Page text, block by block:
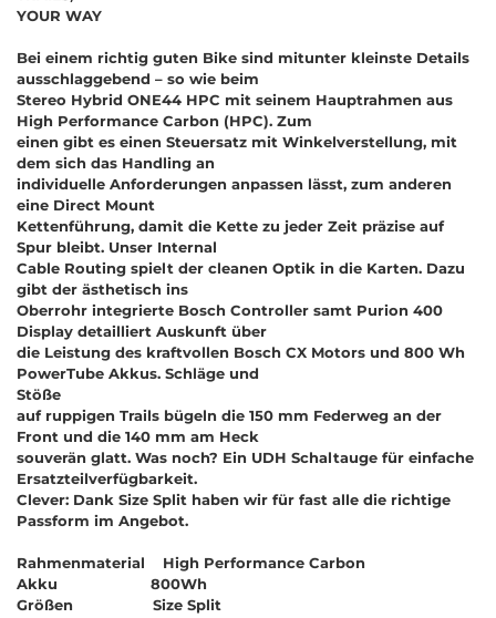
YOUR WAY
Bei einem richtig guten Bike sind mitunter kleinste Details
ausschlaggebend – so wie beim
Stereo Hybrid ONE44 HPC mit seinem Hauptrahmen aus
High Performance Carbon (HPC). Zum
einen gibt es einen Steuersatz mit Winkelverstellung, mit
dem sich das Handling an
individuelle Anforderungen anpassen lässt, zum anderen
eine Direct Mount
Kettenführung, damit die Kette zu jeder Zeit präzise auf
Spur bleibt. Unser Internal
Cable Routing spielt der cleanen Optik in die Karten. Dazu
gibt der ästhetisch ins
Oberrohr integrierte Bosch Controller samt Purion 400
Display detailliert Auskunft über
die Leistung des kraftvollen Bosch CX Motors und 800 Wh
PowerTube Akkus. Schläge und
Stöße
auf ruppigen Trails bügeln die 150 mm Federweg an der
Front und die 140 mm am Heck
souverän glatt. Was noch? Ein UDH Schaltauge für einfache
Ersatzteilverfügbarkeit.
Clever: Dank Size Split haben wir für fast alle die richtige
Passform im Angebot.
Rahmenmaterial High Performance Carbon
Akku 800Wh
Größen Size Split